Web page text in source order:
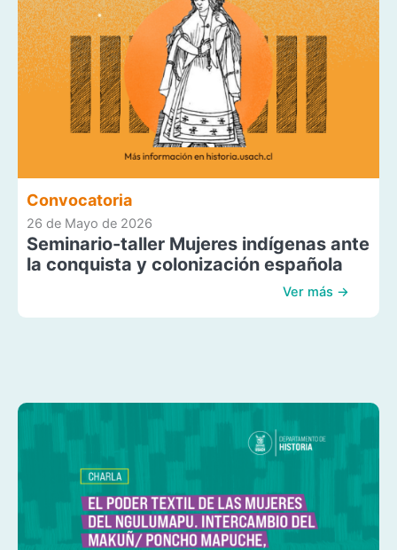
Convocatoria
26 de Mayo de 2026
Seminario-taller Mujeres indígenas ante
la conquista y colonización española
Ver más →